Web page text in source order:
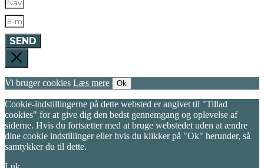
SEND
Vi bruger cookies Læs mere Ok
Cookie-indstillingerne på dette websted er angivet til "Tillad
cookies" for at give dig den bedst gennemgang og oplevelse af
siderne. Hvis du fortsætter med at bruge webstedet uden at ændre
dine cookie indstillinger eller hvis du klikker på "Ok" herunder, så
samtykker du til dette.